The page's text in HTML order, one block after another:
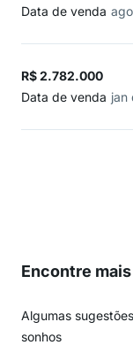
Data de venda
R$ 2.782.000
Data de venda jan
Encontre
Algumas
sonhos